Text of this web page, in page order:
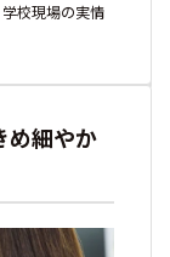
校現場の実情
め細やか